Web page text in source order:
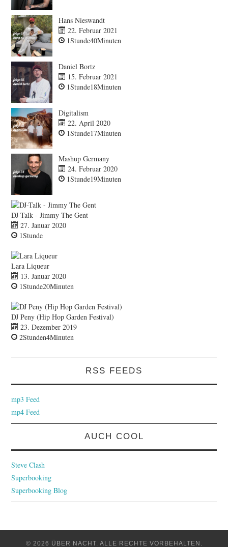
Hans Nieswandt
22. Februar 2021
1Stunde40Minuten
Daniel Bortz
15. Februar 2021
1Stunde18Minuten
Digitalism
22. April 2020
1Stunde17Minuten
Mashup Germany
24. Februar 2020
1Stunde19Minuten
DJ-Talk - Jimmy The Gent
27. Januar 2020
1Stunde
Lara Liqueur
13. Januar 2020
1Stunde20Minuten
DJ Peny (Hip Hop Garden Festival)
23. Dezember 2019
2Stunden4Minuten
RSS FEEDS
mp3 Feed
mp4 Feed
AUCH COOL
Steve Clash
Superbooking
Superbooking Blog
© 2026 ÜBER NACHT. ALLE RECHTE VORBEHALTEN.